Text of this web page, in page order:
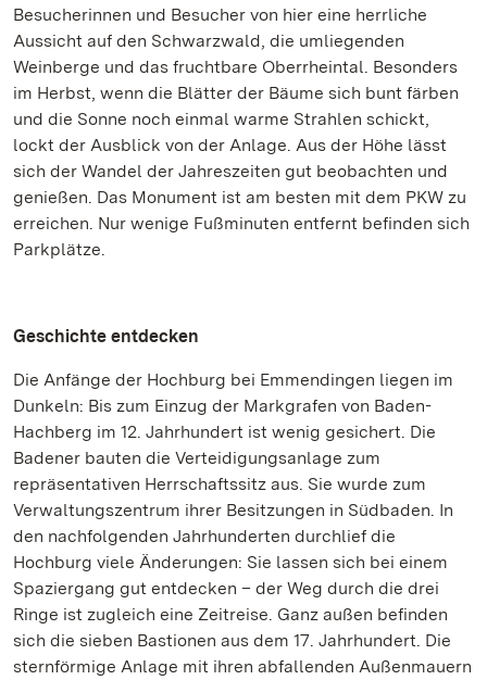
Besucherinnen und Besucher von hier eine herrliche
Aussicht auf den Schwarzwald, die umliegenden
Weinberge und das fruchtbare Oberrheintal. Besonders
im Herbst, wenn die Blätter der Bäume sich bunt färben
und die Sonne noch einmal warme Strahlen schickt,
lockt der Ausblick von der Anlage. Aus der Höhe lässt
sich der Wandel der Jahreszeiten gut beobachten und
genießen. Das Monument ist am besten mit dem PKW zu
erreichen. Nur wenige Fußminuten entfernt befinden sich
Parkplätze.
Geschichte entdecken
Die Anfänge der Hochburg bei Emmendingen liegen im
Dunkeln: Bis zum Einzug der Markgrafen von Baden-
Hachberg im 12. Jahrhundert ist wenig gesichert. Die
Badener bauten die Verteidigungsanlage zum
repräsentativen Herrschaftssitz aus. Sie wurde zum
Verwaltungszentrum ihrer Besitzungen in Südbaden. In
den nachfolgenden Jahrhunderten durchlief die
Hochburg viele Änderungen: Sie lassen sich bei einem
Spaziergang gut entdecken – der Weg durch die drei
Ringe ist zugleich eine Zeitreise. Ganz außen befinden
sich die sieben Bastionen aus dem 17. Jahrhundert. Die
sternförmige Anlage mit ihren abfallenden Außenmauern